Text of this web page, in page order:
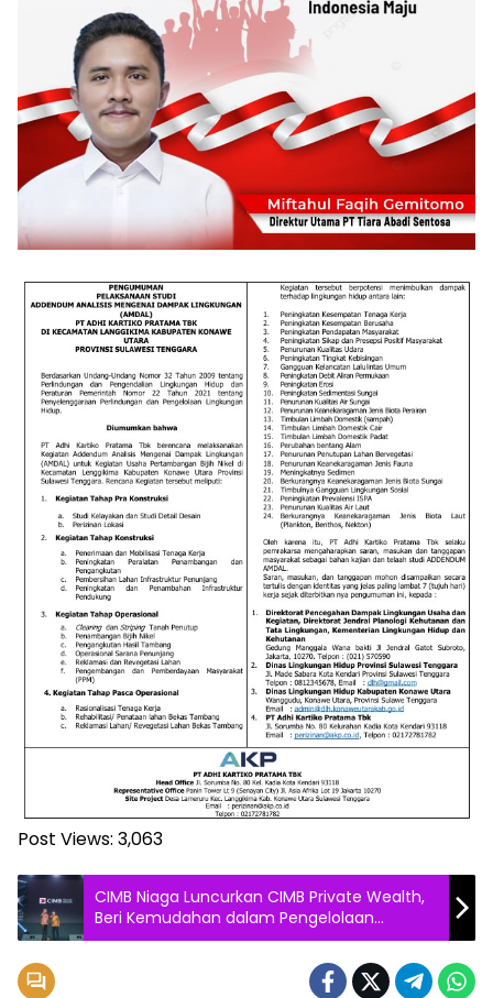
Post Views: 3,063
CIMB Niaga Luncurkan CIMB Private Wealth,
Beri Kemudahan dalam Pengelolaan
Kekayaan bagi Nasabah HNWI